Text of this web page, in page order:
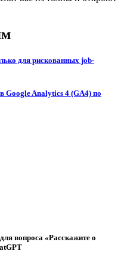
для рискованных job-
Google Analytics 4 (GA4) по
вопроса «Расскажите о